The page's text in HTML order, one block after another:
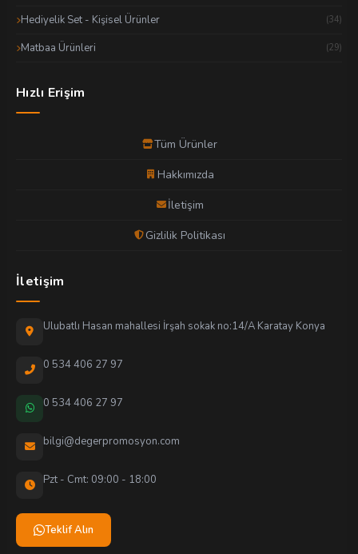
Hediyelik Set - Kişisel Ürünler (34)
Matbaa Ürünleri (29)
Hızlı Erişim
Tüm Ürünler
Hakkımızda
İletişim
Gizlilik Politikası
İletişim
Ulubatlı Hasan mahallesi İrşah sokak no:14/A Karatay Konya
0 534 406 27 97
0 534 406 27 97
bilgi@degerpromosyon.com
Pzt - Cmt: 09:00 - 18:00
Teklif Alın